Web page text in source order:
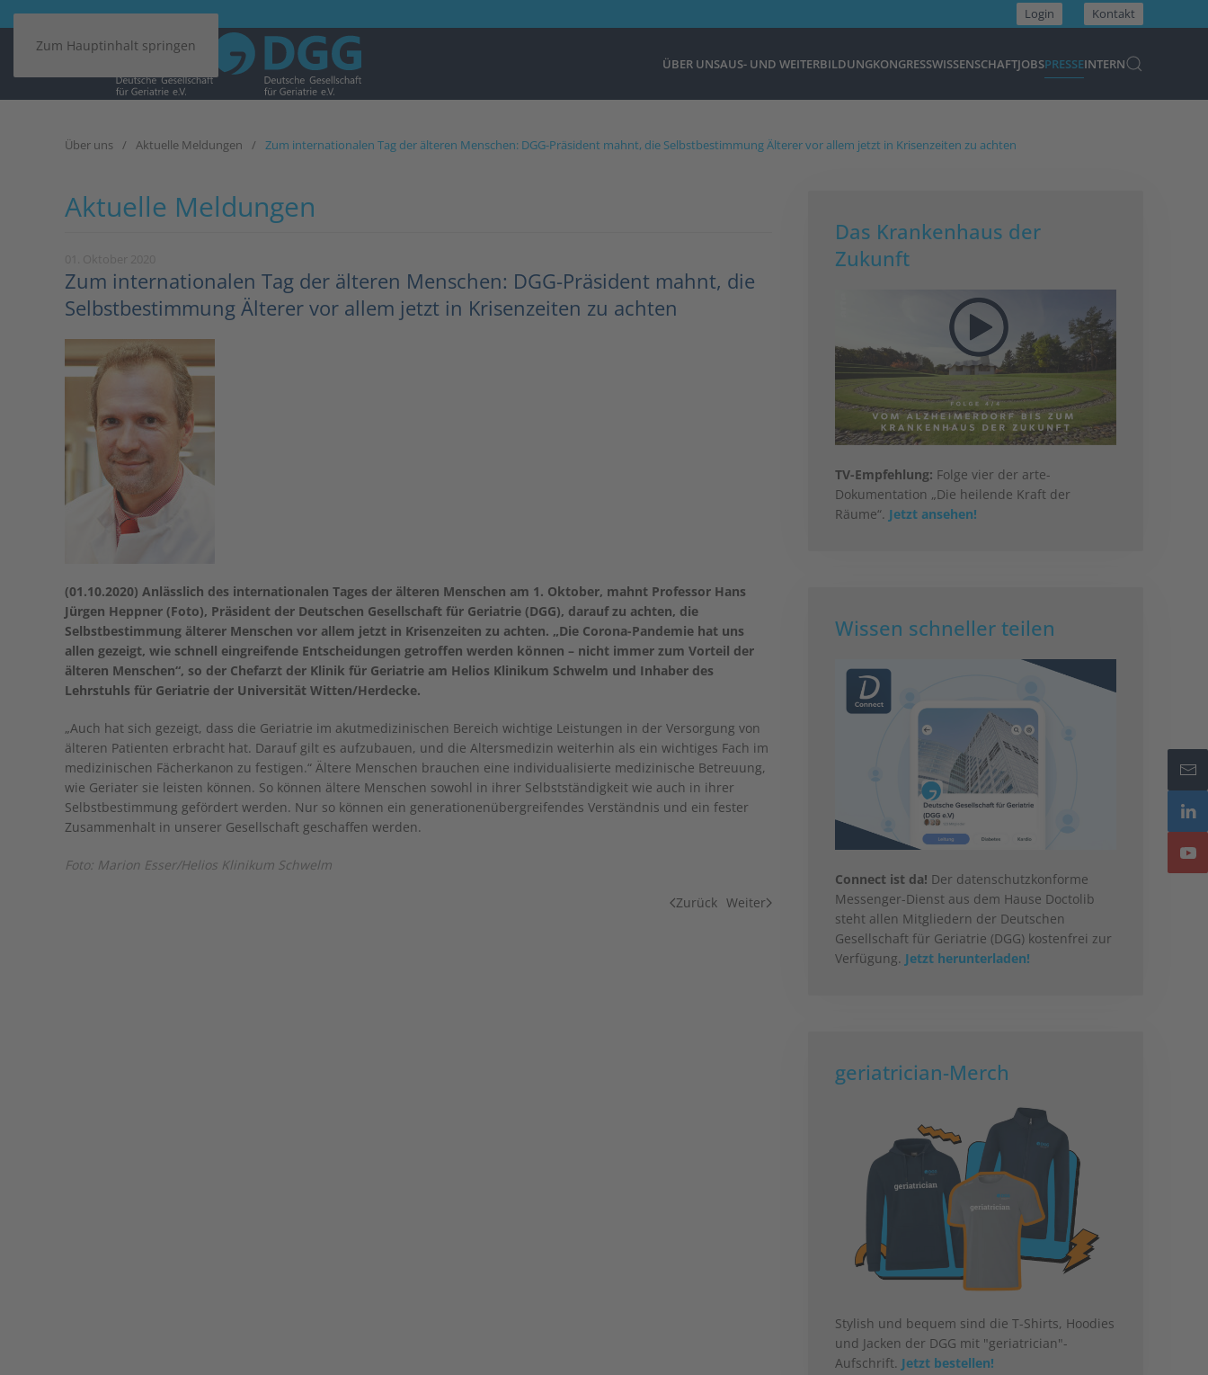
Zum Hauptinhalt springen
Login Kontakt
ÜBER UNSAUS- UND WEITERBILDUNGKONGRESSWISSENSCHAFTJOBSPRESSEINTERN
Über uns Aktuelle Meldungen Zum internationalen Tag der älteren Menschen: DGG-Präsident mahnt, die Selbstbestimmung Älterer vor allem jetzt in Krisenzeiten zu achten
Aktuelle Meldungen
Zum internationalen Tag der älteren Menschen: DGG-Präsident mahnt, die
Selbstbestimmung Älterer vor allem jetzt in Krisenzeiten zu achten
(01.10.2020) Anlässlich des internationalen Tages der älteren Menschen am 1. Oktober, mahnt Professor Hans
Jürgen Heppner (Foto), Präsident der Deutschen Gesellschaft für Geriatrie (DGG), darauf zu achten, die
Selbstbestimmung älterer Menschen vor allem jetzt in Krisenzeiten zu achten. „Die Corona-Pandemie hat uns
allen gezeigt, wie schnell eingreifende Entscheidungen getroffen werden können – nicht immer zum Vorteil der
älteren Menschen“, so der Chefarzt der Klinik für Geriatrie am Helios Klinikum Schwelm und Inhaber des
Lehrstuhls für Geriatrie der Universität Witten/Herdecke.
„Auch hat sich gezeigt, dass die Geriatrie im akutmedizinischen Bereich wichtige Leistungen in der Versorgung von
älteren Patienten erbracht hat. Darauf gilt es aufzubauen, und die Altersmedizin weiterhin als ein wichtiges Fach im
medizinischen Fächerkanon zu festigen.“ Ältere Menschen brauchen eine individualisierte medizinische Betreuung,
wie Geriater sie leisten können. So können ältere Menschen sowohl in ihrer Selbstständigkeit wie auch in ihrer
Selbstbestimmung gefördert werden. Nur so können ein generationenübergreifendes Verständnis und ein fester
Zusammenhalt in unserer Gesellschaft geschaffen werden.
Foto: Marion Esser/Helios Klinikum Schwelm
Zurück Weiter
Das Krankenhaus der
Zukunft
TV-Empfehlung: Folge vier der arte-
Dokumentation „Die heilende Kraft der
Räume“. Jetzt ansehen!
Wissen schneller teilen
Connect ist da! Der datenschutzkonforme
Messenger-Dienst aus dem Hause Doctolib
steht allen Mitgliedern der Deutschen
Gesellschaft für Geriatrie (DGG) kostenfrei zur
Verfügung. Jetzt herunterladen!
geriatrician-Merch
Stylish und bequem sind die T-Shirts, Hoodies
und Jacken der DGG mit "geriatrician"-
Aufschrift. Jetzt bestellen!